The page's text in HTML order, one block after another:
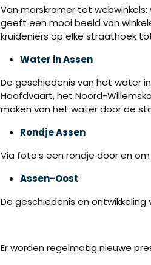
Van marskramer tot
geeft een mooi beeld van
kruideniers op elke straathoek
Water in Assen
De geschiedenis van het water
Hoofdvaart, het Noord-
maken van het water door de
Rondje Assen
Via foto’s een rondje door en
Assen-Oost
De geschiedenis en
Er worden regelmatig nieuwe